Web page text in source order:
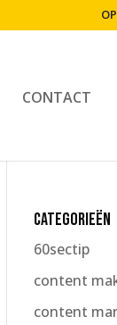
CONTACT
Categorieën
60sectip
content
content